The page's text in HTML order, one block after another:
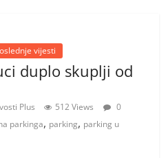
vijesti
duplo skuplji od
Plus 512 Views
0
parkinga, parking, parking u